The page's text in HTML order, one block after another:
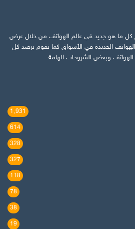
كل ما هو جديد في عالم الهواتف من خلال عرض
الجديدة في الأسواق كما نقوم برصد كل
الهواتف وبعض الشروحات الهامة.
1٬931
614
328
327
118
78
38
19